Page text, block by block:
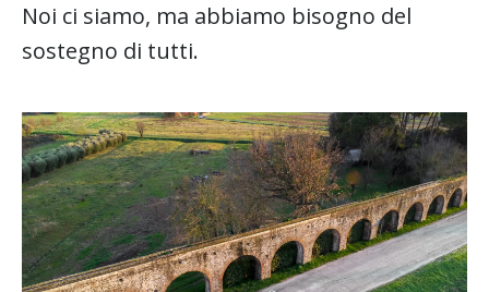
Noi ci siamo, ma abbiamo bisogno del
sostegno di tutti.